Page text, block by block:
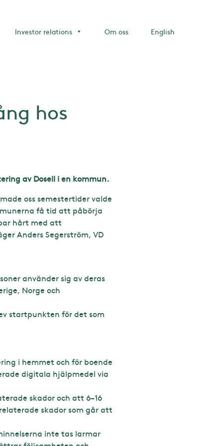
Investor relations Om oss English
hos
av Dosell i en kommun.
oss semestertider valde
få tid att påbörja
hårt med att
Anders Segerström, VD
använder sig av deras
Norge och
startpunkten för det som
i hemmet och för boende
digitala hjälpmedel via
skador och att 6–16
skador som går att
inte tas larmar